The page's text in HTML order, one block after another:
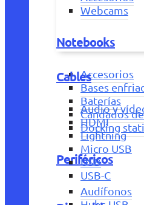
Webcams
Notebooks
Accesorios
Bases
Baterías
Candados
Docking
Periféricos
Audífonos
Cables
Audio y
HDMI
Lightning
Micro USB
USB
USB-C